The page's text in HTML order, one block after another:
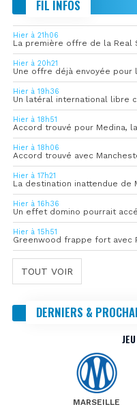
FIL INFOS
Hier à 21h06
Hier à 20h21
Une offre déjà envoyée
Hier à 19h36
Un latéral international libre
Hier à 18h51
Accord trouvé pour Medina,
Hier à 18h06
Accord trouvé avec
Hier à 17h21
La destination inattendue de
Hier à 16h36
Un effet domino pourrait
Hier à 15h51
TOUT VOIR
DERNIERS &
MARSEILLE